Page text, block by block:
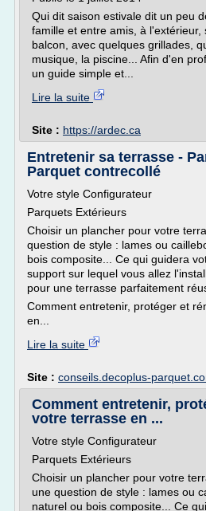
Qui dit saison estivale dit un peu
famille et entre amis, à l'extérieur,
balcon, avec quelques grillades,
musique, la piscine... Afin d'en
un guide simple et...
Lire la suite
Site : https://ardec.ca
Entretenir sa terrasse -
Parquet contrecollé
Votre style Configurateur
Parquets Extérieurs
Choisir un plancher pour votre
question de style : lames ou
bois composite... Ce qui guidera
support sur lequel vous allez
pour une terrasse parfaitement
Comment entretenir, protéger et
en...
Lire la suite
Site : conseils.decoplus-
Comment entretenir,
votre terrasse en ...
Votre style Configurateur
Parquets Extérieurs
Choisir un plancher pour votre
une question de style : lames ou
naturel ou bois composite... Ce